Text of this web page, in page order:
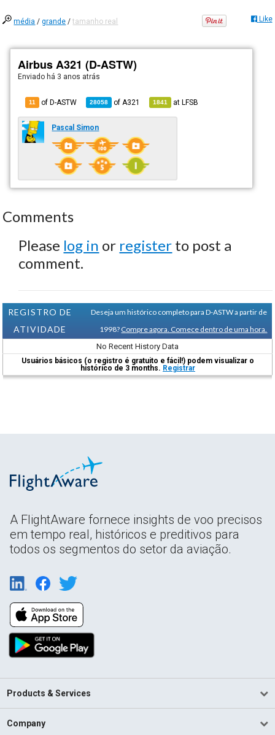
média /grande /tamanho real Like
Airbus A321 (D-ASTW)
Enviado há 3 anos atrás
11 of D-ASTW 28058 of A321 1841 atLFSB
Pascal Simon
Comments
Please log in or register to post a
comment.
REGISTRO DE
ATIVIDADE
Deseja um histórico completo para D-ASTW a partir de
1998? Compre agora. Comece dentro de uma hora.
No Recent History Data
Usuários básicos (o registro é gratuito e fácil!) podem visualizar o
histórico de 3 months. Registrar
A FlightAware fornece insights de voo precisos
em tempo real, históricos e preditivos para
todos os segmentos do setor da aviação.
Products & Services
Company